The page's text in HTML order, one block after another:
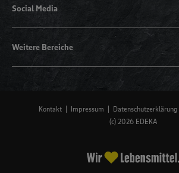
Social Media
Weitere Bereiche
Kontakt Impressum Datenschutzerklärung
(c) 2026 EDEKA